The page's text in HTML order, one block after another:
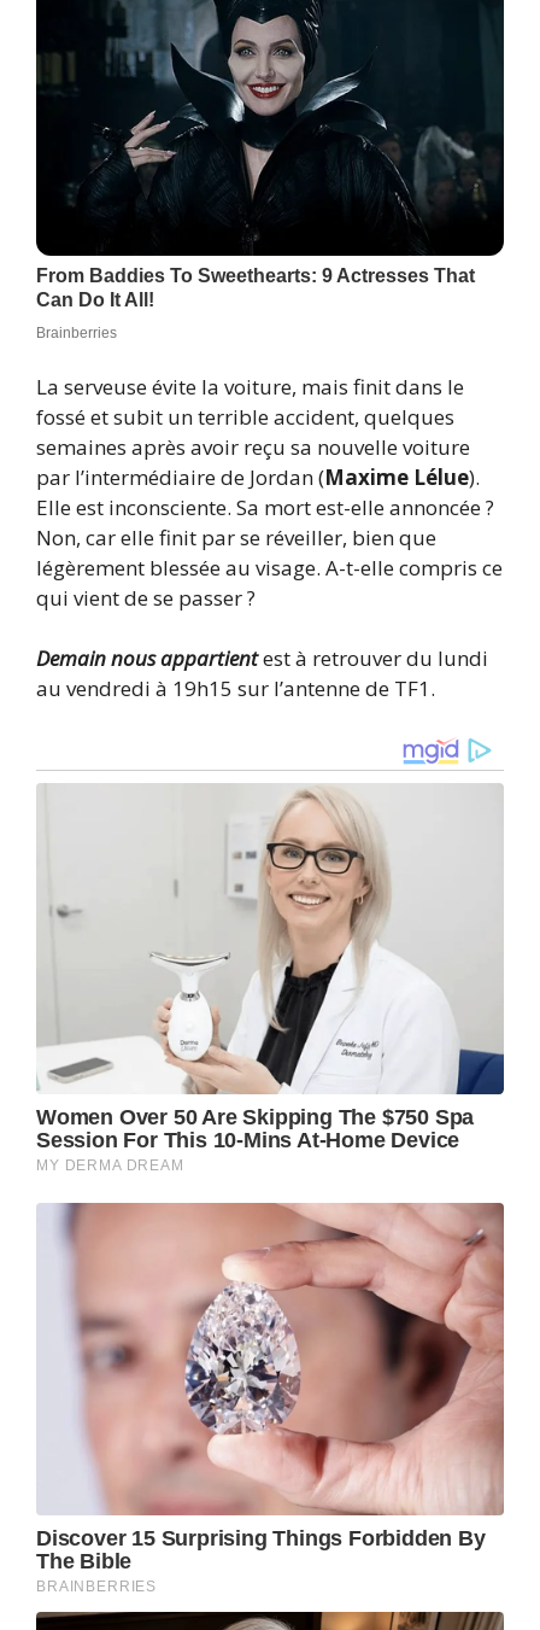
La serveuse évite la voiture, mais finit dans le
fossé et subit un terrible accident, quelques
semaines après avoir reçu sa nouvelle voiture
par l’intermédiaire de Jordan (Maxime Lélue).
Elle est inconsciente. Sa mort est-elle annoncée ?
Non, car elle finit par se réveiller, bien que
légèrement blessée au visage. A-t-elle compris ce
qui vient de se passer ?
Demain nous appartientest à retrouver du lundi
au vendredi à 19h15 sur l’antenne de TF1.